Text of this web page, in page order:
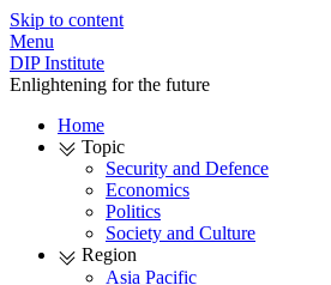
Skip to content
Menu
DIP Institute
Enlightening for the future
Home
Topic
Security and Defence
Economics
Politics
Society and Culture
Region
Asia Pacific